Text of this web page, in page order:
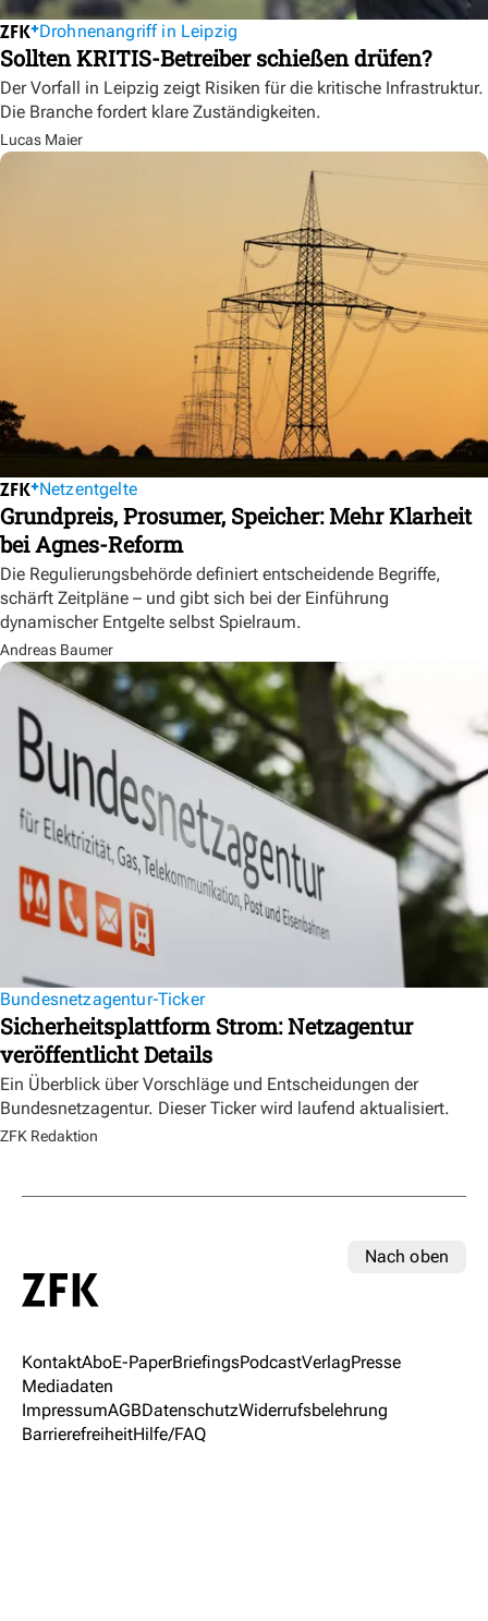
Drohnenangriff in Leipzig
Sollten KRITIS-Betreiber schießen drüfen?
Der Vorfall in Leipzig zeigt Risiken für die kritische Infrastruktur.
Die Branche fordert klare Zuständigkeiten.
Lucas Maier
Netzentgelte
Grundpreis, Prosumer, Speicher: Mehr Klarheit
bei Agnes-Reform
Die Regulierungsbehörde definiert entscheidende Begriffe,
schärft Zeitpläne – und gibt sich bei der Einführung
dynamischer Entgelte selbst Spielraum.
Andreas Baumer
Bundesnetzagentur-Ticker
Sicherheitsplattform Strom: Netzagentur
veröffentlicht Details
Ein Überblick über Vorschläge und Entscheidungen der
Bundesnetzagentur. Dieser Ticker wird laufend aktualisiert.
ZFK Redaktion
Nach oben
KontaktAboE-PaperBriefingsPodcastVerlagPresse
Mediadaten
ImpressumAGBDatenschutzWiderrufsbelehrung
BarrierefreiheitHilfe/FAQ